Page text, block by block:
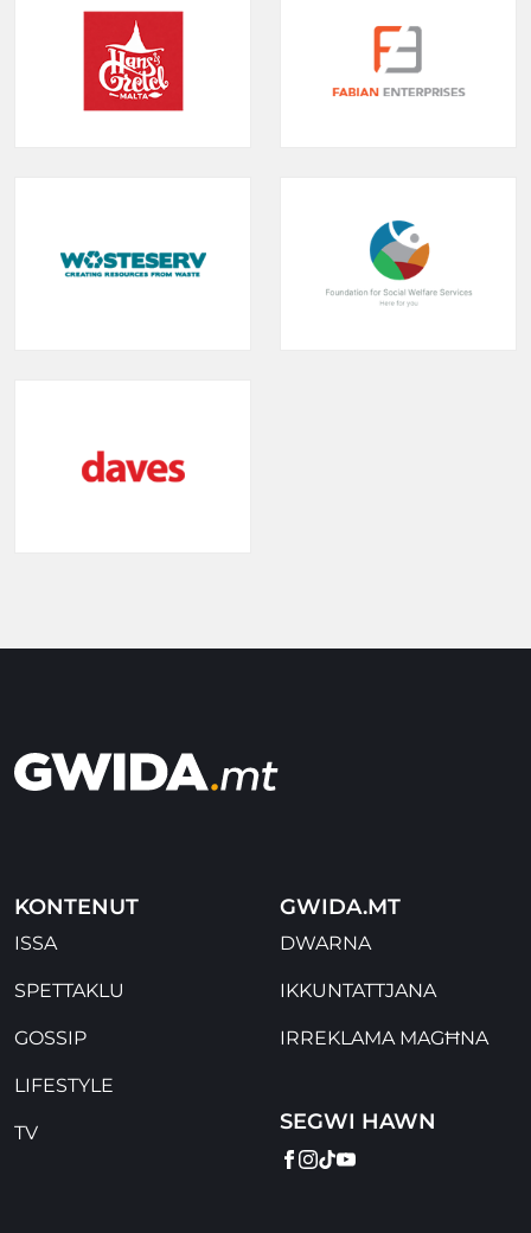
KONTENUT
ISSA
SPETTAKLU
GOSSIP
LIFESTYLE
TV
GWIDA.MT
DWARNA
IKKUNTATTJANA
IRREKLAMA MAGĦNA
SEGWI HAWN
FACEBOOK
INSTAGRAM
TIKTOK
YOUTUBE